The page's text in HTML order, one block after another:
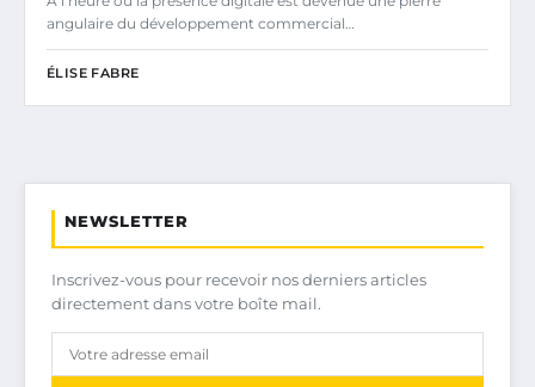
angulaire du développement commercial…
ÉLISE FABRE
NEWSLETTER
Inscrivez-vous pour recevoir nos derniers articles
directement dans votre boîte mail.